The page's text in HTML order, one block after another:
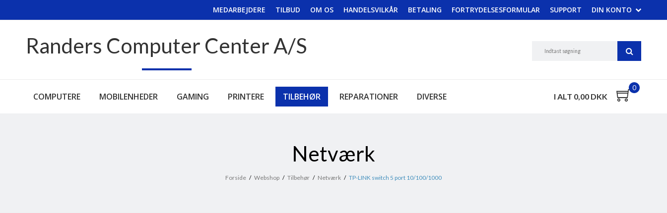
MEDARBEJDERE TILBUD OM OS HANDELSVILKÅR BETALING FORTRYDELSESFORMULAR SUPPORT DIN KONTO
Randers Computer Center A/S
COMPUTERE MOBILENHEDER GAMING PRINTERE TILBEHØR REPARATIONER DIVERSE I ALT 0,00 DKK
0
Netværk
Forside / Webshop / Tilbehør / Netværk / TP-LINK switch 5 port 10/100/1000